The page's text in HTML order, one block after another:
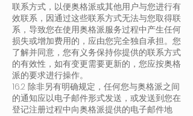
联系方式，以便奥格派或其他用户与您进行有
效联系，因通过这些联系方式无法与您取得联
系，导致您在使用奥格派服务过程中产生任何
损失或增加费用的，应由您完全独自承担。您
了解并同意，您有义务保持你提供的联系方式
的有效性，如有变更需要更新的，您应按奥格
派的要求进行操作。
16.2 除非另有明确规定，任何您与奥格派之间
的通知应以电子邮件形式发送，或发送到您在
登记注册过程中向奥格派提供的电子邮件地